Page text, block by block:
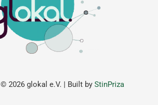
2026 glokal e.V. | Built by StinPriza